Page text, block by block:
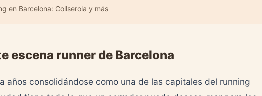
en Barcelona: Collserola y más
escena runner de Barcelona
años consolidándose como una de las capitales del running